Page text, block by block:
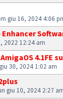
giu 16, 2024 4:06
Enhancer
2022 12:24 am
4.1FE
30, 2024 1:02 am
giu 10, 2024 2:27